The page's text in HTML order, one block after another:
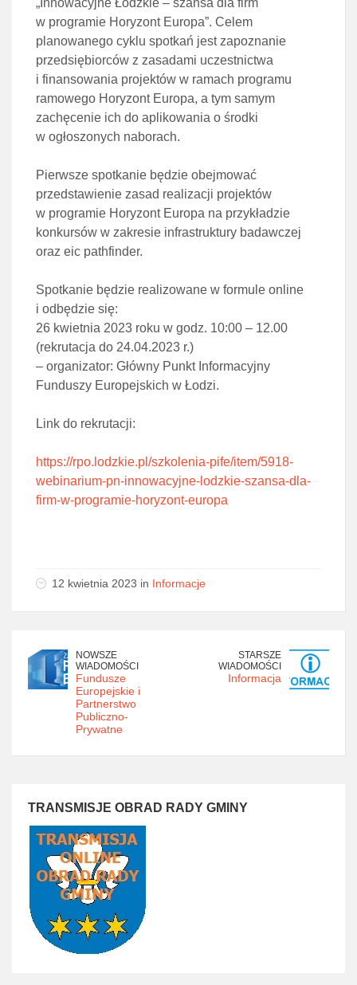
„Innowacyjne Łódzkie – szansa dla firm
w programie Horyzont Europa”. Celem
planowanego cyklu spotkań jest zapoznanie
przedsiębiorców z zasadami uczestnictwa
i finansowania projektów w ramach programu
ramowego Horyzont Europa, a tym samym
zachęcenie ich do aplikowania o środki
w ogłoszonych naborach.
Pierwsze spotkanie będzie obejmować
przedstawienie zasad realizacji projektów
w programie Horyzont Europa na przykładzie
konkursów w zakresie infrastruktury badawczej
oraz eic pathfinder.
Spotkanie będzie realizowane w formule online
i odbędzie się:
26 kwietnia 2023 roku w godz. 10:00 – 12.00
(rekrutacja do 24.04.2023 r.)
– organizator: Główny Punkt Informacyjny
Funduszy Europejskich w Łodzi.
Link do rekrutacji:
https://rpo.lodzkie.pl/szkolenia-pife/item/5918-
webinarium-pn-innowacyjne-lodzkie-szansa-dla-
firm-w-programie-horyzont-europa
12 kwietnia 2023 in Informacje
NOWSZE
WIADOMOŚCI
Fundusze
Europejskie i
Partnerstwo
Publiczno-
Prywatne
STARSZE
WIADOMOŚCI
Informacja
TRANSMISJE OBRAD RADY GMINY